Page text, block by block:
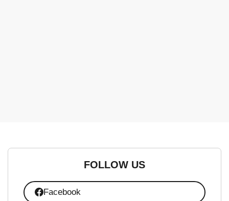
FOLLOW US
Facebook